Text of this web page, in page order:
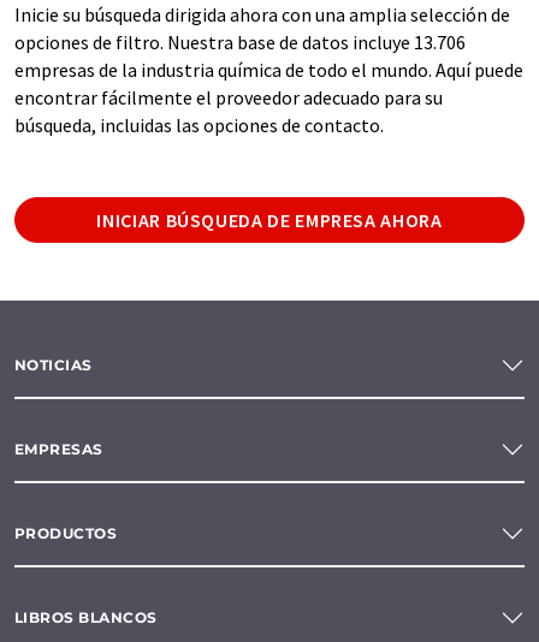
Inicie su búsqueda dirigida ahora con una amplia selección de
opciones de filtro. Nuestra base de datos incluye 13.706
empresas de la industria química de todo el mundo. Aquí puede
encontrar fácilmente el proveedor adecuado para su
búsqueda, incluidas las opciones de contacto.
INICIAR BÚSQUEDA DE EMPRESA AHORA
NOTICIAS
EMPRESAS
PRODUCTOS
LIBROS BLANCOS